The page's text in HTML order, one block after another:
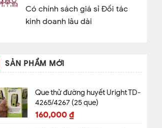
Có chính sách giá sỉ Đối tác
kinh doanh lâu dài
SẢN PHẨM MỚI
Que thử đường huyết Uright TD-
4265/4267 (25 que)
160,000 ₫